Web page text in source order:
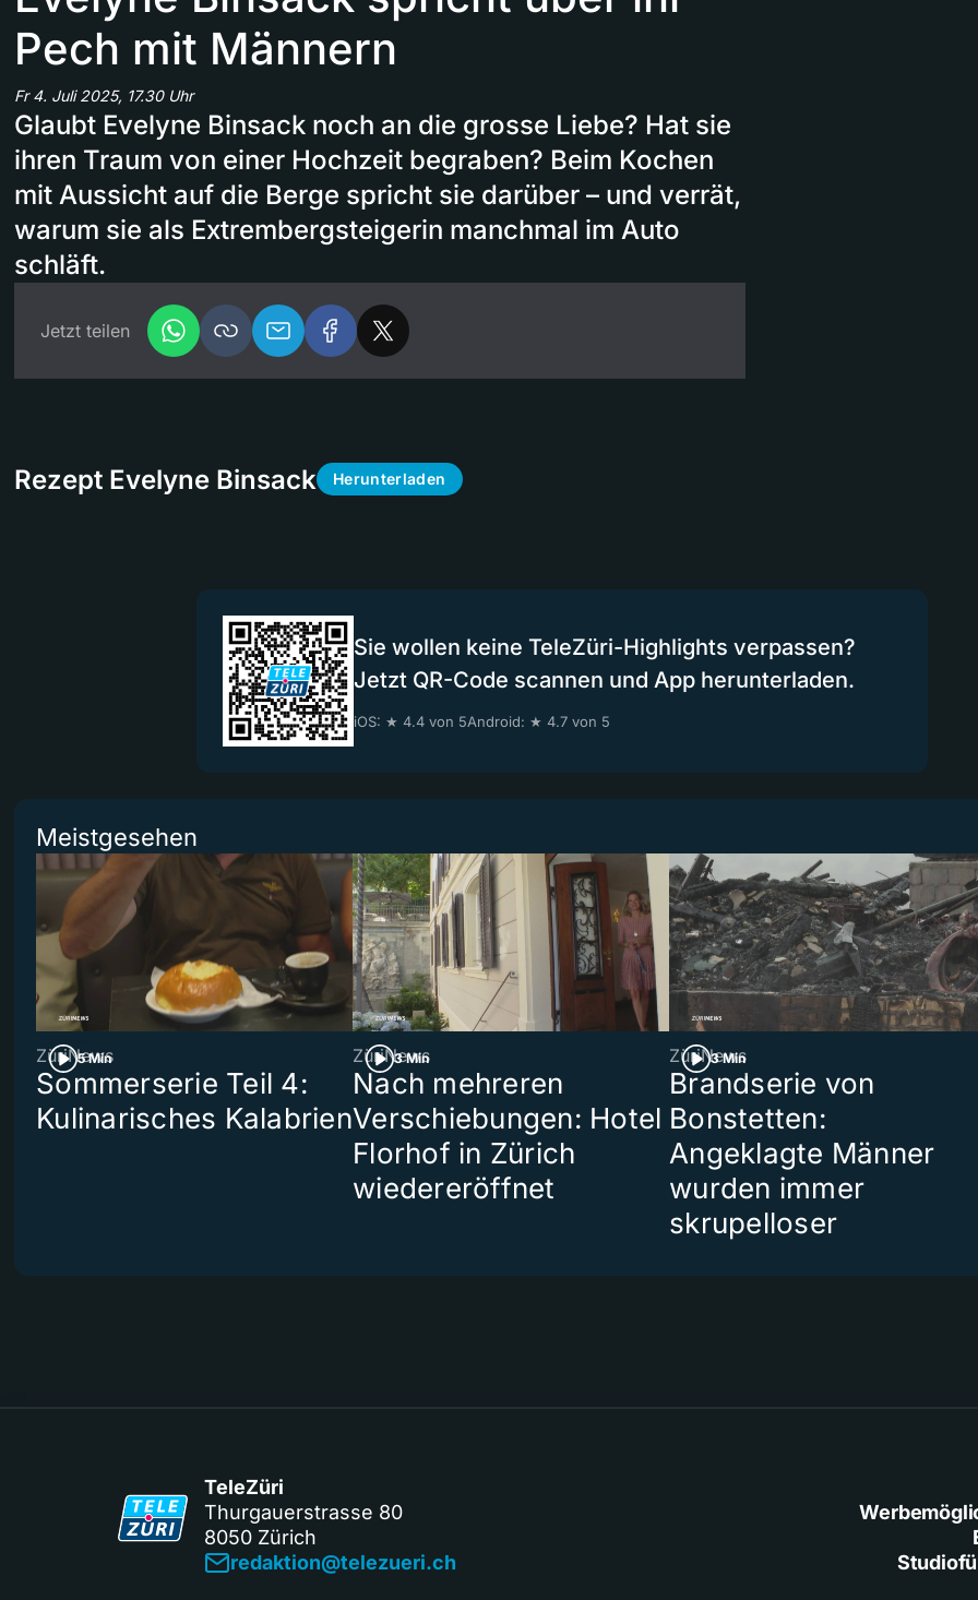
Pech mit Männern
Fr 4. Juli 2025, 17.30 Uhr
Glaubt Evelyne Binsack noch an die grosse Liebe? Hat sie
ihren Traum von einer Hochzeit begraben? Beim Kochen
mit Aussicht auf die Berge spricht sie darüber – und verrät,
warum sie als Extrembergsteigerin manchmal im Auto
schläft.
Jetzt teilen
Rezept Evelyne Binsack Herunterladen
Sie wollen keine TeleZüri-Highlights verpassen?
Jetzt QR-Code scannen und App herunterladen.
iOS: ★ 4.4 von 5Android: ★ 4.7 von 5
Meistgesehen
5 Min
ZüriNews
Sommerserie Teil 4:
Kulinarisches Kalabrien
3 Min
ZüriNews
Nach mehreren
Verschiebungen: Hotel
Florhof in Zürich
wiedereröffnet
3 Min
ZüriNews
Brandserie von
Bonstetten:
Angeklagte Männer
wurden immer
skrupelloser
TeleZüri
Thurgauerstrasse 80
8050 Zürich
redaktion@telezueri.ch